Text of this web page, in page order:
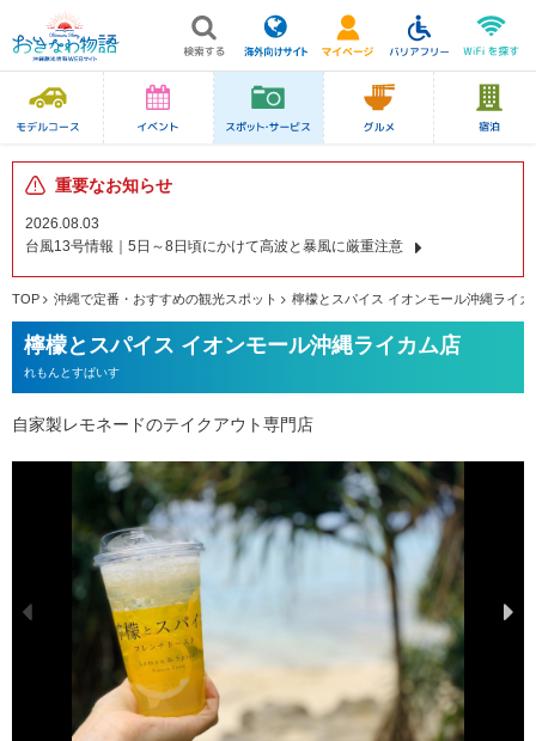
重要なお知らせ
2026.08.03
台風13号情報｜5日～8日頃にかけて高波と暴風に厳重注意
TOP 沖縄で定番・おすすめの観光スポット 檸檬とスパイス イオンモール沖縄ライカ
檸檬とスパイス イオンモール沖縄ライカム店
れもんとすぱいす
自家製レモネードのテイクアウト専門店